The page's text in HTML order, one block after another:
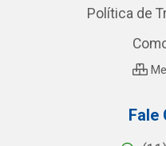
Política de
Fale